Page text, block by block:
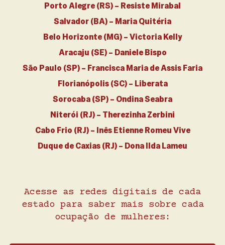
Porto Alegre (RS) – Resiste Mirabal
Salvador (BA) – Maria Quitéria
Belo Horizonte (MG) – Victoria Kelly
Aracaju (SE) – Daniele Bispo
São Paulo (SP) – Francisca Maria de Assis Faria
Florianópolis (SC) – Liberata
Sorocaba (SP) – Ondina Seabra
Niterói (RJ) – Therezinha Zerbini
Cabo Frio (RJ) – Inês Etienne Romeu Vive
Duque de Caxias (RJ) – Dona Ilda Lameu
Acesse as redes digitais de cada
estado para saber mais sobre cada
ocupação de mulheres: